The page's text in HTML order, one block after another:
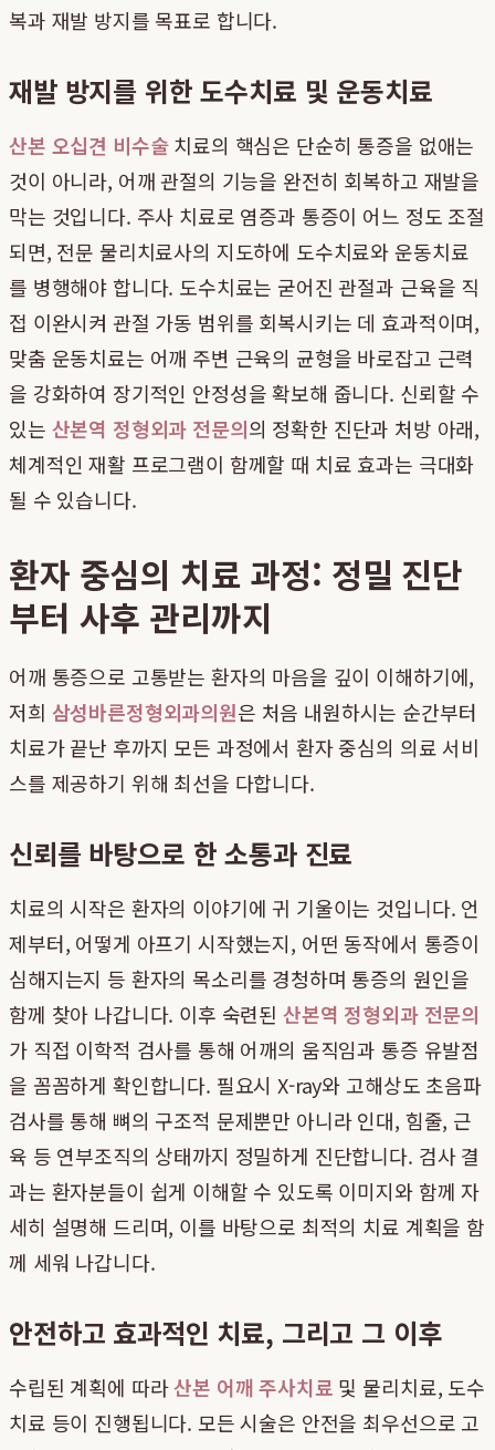
복과 재발 방지를 목표로 합니다.
재발 방지를 위한 도수치료 및 운동치료
산본 오십견 비수술치료의 핵심은 단순히 통증을 없애는
것이 아니라, 어깨 관절의 기능을 완전히 회복하고 재발을
막는 것입니다. 주사 치료로 염증과 통증이 어느 정도 조절
되면, 전문 물리치료사의 지도하에 도수치료와 운동치료
를 병행해야 합니다. 도수치료는 굳어진 관절과 근육을 직
접 이완시켜 관절 가동 범위를 회복시키는 데 효과적이며,
맞춤 운동치료는 어깨 주변 근육의 균형을 바로잡고 근력
을 강화하여 장기적인 안정성을 확보해 줍니다. 신뢰할 수
있는 산본역 정형외과 전문의의 정확한 진단과 처방 아래,
체계적인 재활 프로그램이 함께할 때 치료 효과는 극대화
될 수 있습니다.
환자 중심의 치료 과정: 정밀 진단
부터 사후 관리까지
어깨 통증으로 고통받는 환자의 마음을 깊이 이해하기에,
저희 삼성바른정형외과의원은 처음 내원하시는 순간부터
치료가 끝난 후까지 모든 과정에서 환자 중심의 의료 서비
스를 제공하기 위해 최선을 다합니다.
신뢰를 바탕으로 한 소통과 진료
치료의 시작은 환자의 이야기에 귀 기울이는 것입니다. 언
제부터, 어떻게 아프기 시작했는지, 어떤 동작에서 통증이
심해지는지 등 환자의 목소리를 경청하며 통증의 원인을
함께 찾아 나갑니다. 이후 숙련된 산본역 정형외과 전문의
가 직접 이학적 검사를 통해 어깨의 움직임과 통증 유발점
을 꼼꼼하게 확인합니다. 필요시 X-ray와 고해상도 초음파
검사를 통해 뼈의 구조적 문제뿐만 아니라 인대, 힘줄, 근
육 등 연부조직의 상태까지 정밀하게 진단합니다. 검사 결
과는 환자분들이 쉽게 이해할 수 있도록 이미지와 함께 자
세히 설명해 드리며, 이를 바탕으로 최적의 치료 계획을 함
께 세워 나갑니다.
안전하고 효과적인 치료, 그리고 그 이후
수립된 계획에 따라산본 어깨 주사치료 및 물리치료, 도수
치료 등이 진행됩니다. 모든 시술은 안전을 최우선으로 고